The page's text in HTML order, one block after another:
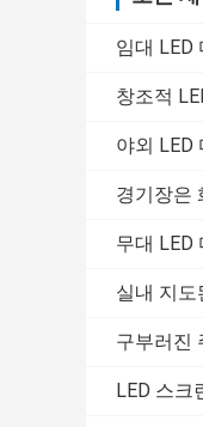
임대 LED
창조적
야외 LED
경기장은
무대 LED
실내 지도
구부러진
LED 스크